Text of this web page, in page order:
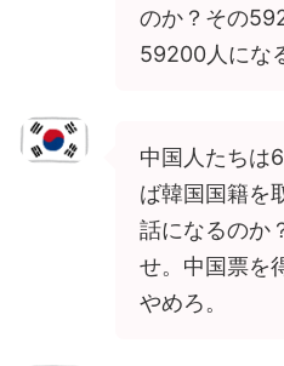
のか？その
59200人にな
中国人たちは
ば韓国国籍を
話になるのか
せ。中国票を
やめろ。